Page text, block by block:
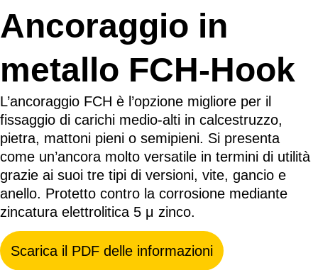
Ancoraggio in
metallo FCH-Hook
L’ancoraggio FCH è l’opzione migliore per il
fissaggio di carichi medio-alti in calcestruzzo,
pietra, mattoni pieni o semipieni. Si presenta
come un’ancora molto versatile in termini di utilità
grazie ai suoi tre tipi di versioni, vite, gancio e
anello. Protetto contro la corrosione mediante
zincatura elettrolitica 5 μ zinco.
Scarica il PDF delle informazioni